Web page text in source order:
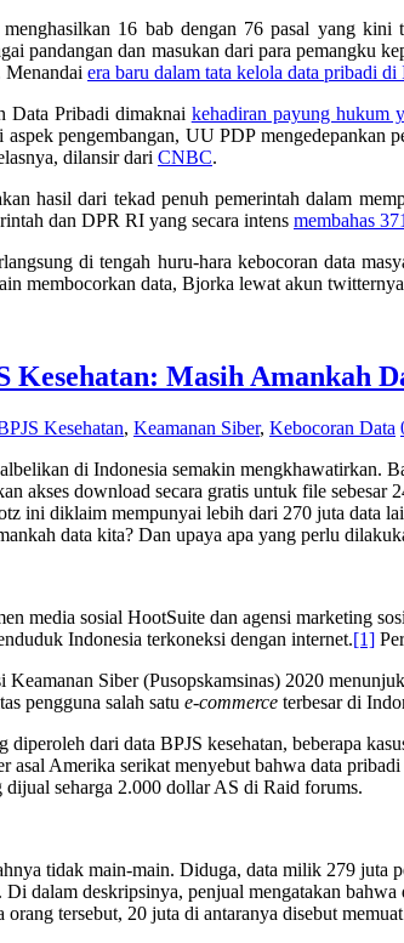
16 bab dengan 76 pasal yang
pandangan dan masukan dari para pemangku
Menandai era baru dalam tata kelola data pribadi di
Data Pribadi dimaknai kehadiran payung hukum
pengembangan, UU PDP
dilansir dari CNBC.
hasil dari tekad penuh pemerintah dalam
dan DPR RI yang secara intens membahas
di tengah huru-hara kebocoran data
membocorkan data, Bjorka lewat akun
Kesehatan: Masih Amankah
Kesehatan, Keamanan Siber, Kebocoran Data
di Indonesia semakin mengkhawatirkan.
akses download secara gratis untuk file
ini diklaim mempunyai lebih dari 270 juta data
data kita? Dan upaya apa yang perlu
media sosial HootSuite dan agensi marketing
Indonesia terkoneksi dengan internet.[1]
Keamanan Siber (Pusopskamsinas) 2020
pengguna salah satu e-commerce terbesar di
diperoleh dari data BPJS kesehatan, beberapa
asal Amerika serikat menyebut bahwa data
seharga 2.000 dollar AS di Raid forums.
tidak main-main. Diduga, data milik 279
dalam deskripsinya, penjual mengatakan
tersebut, 20 juta di antaranya disebut